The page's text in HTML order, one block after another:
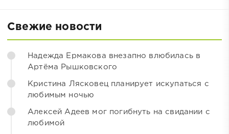
Свежие новости
Надежда Ермакова внезапно влюбилась в
Артёма Рышковского
Кристина Лясковец планирует искупаться с
любимым ночью
Алексей Адеев мог погибнуть на свидании с
любимой